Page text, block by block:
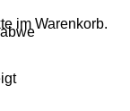
im Warenkorb.